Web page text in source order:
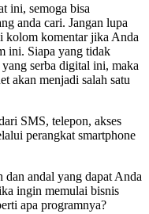
ini, semoga bisa
anda cari. Jangan lupa
kolom komentar jika Anda
ini. Siapa yang tidak
serba digital ini, maka
akan menjadi salah satu
SMS, telepon, akses
perangkat smartphone
dan andal yang dapat Anda
ingin memulai bisnis
apa programnya?